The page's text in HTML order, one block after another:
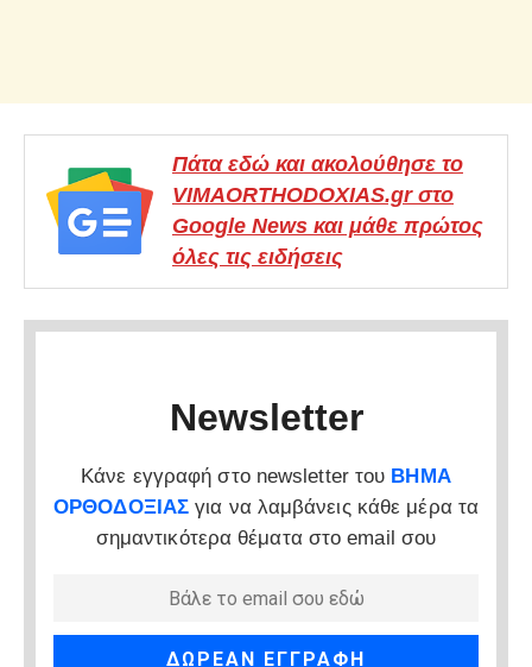
Πάτα εδώ και ακολούθησε το
VIMAORTHODOXIAS.gr στο
Google News και μάθε πρώτος
όλες τις ειδήσεις
Newsletter
Κάνε εγγραφή στο newsletter του ΒΗΜΑ
ΟΡΘΟΔΟΞΙΑΣ για να λαμβάνεις κάθε μέρα τα
σημαντικότερα θέματα στο email σου